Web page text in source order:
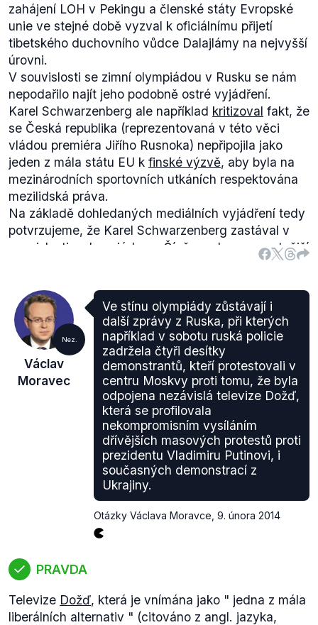
zahájení LOH v Pekingu a členské státy Evropské
unie ve stejné době vyzval k oficiálnímu přijetí
tibetského duchovního vůdce Dalajlámy na nejvyšší
úrovni.
V souvislosti se zimní olympiádou v Rusku se nám
nepodařilo najít jeho podobně ostré vyjádření.
Karel Schwarzenberg ale například kritizoval fakt, že
se Česká republika (reprezentovaná v této věci
vládou premiéra Jiřího Rusnoka) nepřipojila jako
jeden z mála státu EU k finské výzvě, aby byla na
mezinárodních sportovních utkáních respektována
mezilidská práva.
Na základě dohledaných mediálních vyjádření tedy
potvrzujeme, že Karel Schwarzenberg zastával v
souvislosti s olympiádou v Číně mnohem razantnější
postoje, než je tomu teď při olympiádě v Rusku.
Nez.
Václav
Moravec
Ve stínu olympiády zůstávají i
další zprávy z Ruska, při kterých
například v sobotu ruská policie
zadržela čtyři desítky
demonstrantů, kteří protestovali v
centru Moskvy proti tomu, že byla
odpojena nezávislá televize Dožď,
která se profilovala
nekompromisním vysíláním
dřívějších masových protestů proti
prezidentu Vladimiru Putinovi, i
současných demonstrací z
Ukrajiny.
Otázky Václava Moravce 9. února 2014
PRAVDA
Televize Dožď, která je vnímána jako " jedna z mála
liberálních alternativ " (citováno z angl. jazyka,